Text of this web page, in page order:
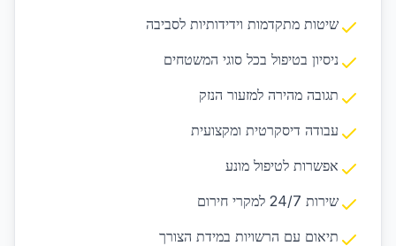
שיטות מתקדמות וידידותיות לסביבה
ניסיון בטיפול בכל סוגי המשטחים
תגובה מהירה למזעור הנזק
עבודה דיסקרטית ומקצועית
אפשרות לטיפול מונע
שירות 24/7 למקרי חירום
תיאום עם הרשויות במידת הצורך